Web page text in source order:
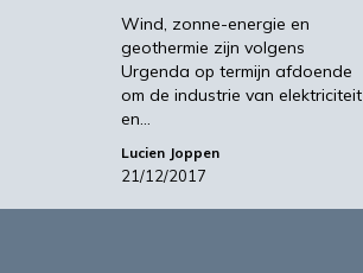
Wind, zonne-energie en
geothermie zijn volgens
Urgenda op termijn afdoende
om de industrie van elektriciteit
en…
Lucien Joppen
21/12/2017